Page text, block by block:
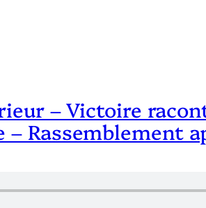
– Victoire
– Rassemblement